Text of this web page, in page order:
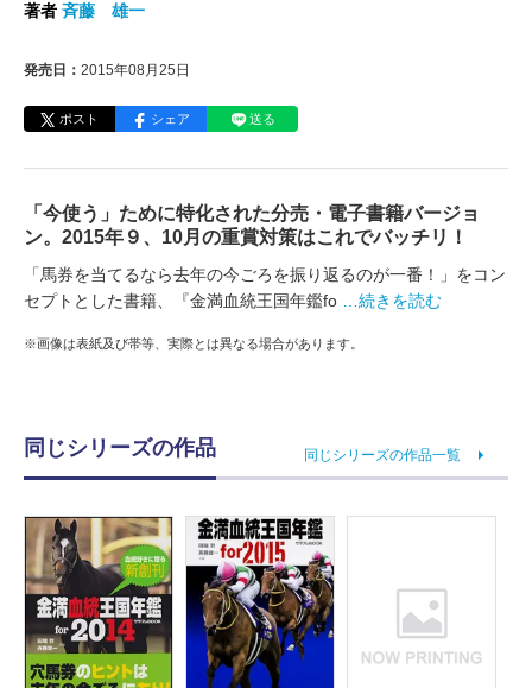
著者斉藤 雄一
発売日： 2015年08月25日
ポスト シェア 送る
「今使う」ために特化された分売・電子書籍バージョ
ン。2015年９、10月の重賞対策はこれでバッチリ！
「馬券を当てるなら去年の今ごろを振り返るのが一番！」をコン
セプトとした書籍、『金満血統王国年鑑fo
…続きを読む
※画像は表紙及び帯等、実際とは異なる場合があります。
同じシリーズの作品 同じシリーズの作品一覧